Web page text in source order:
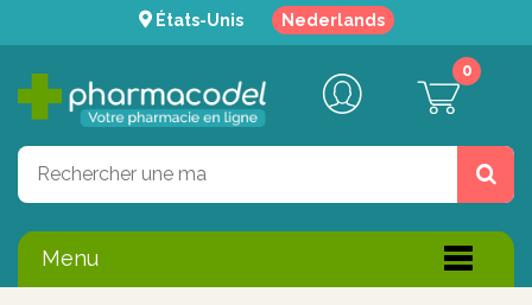
États-Unis Nederlands
0
Menu